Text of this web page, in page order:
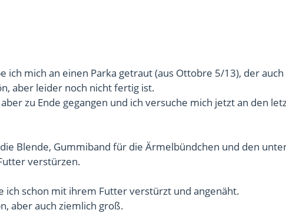
ich mich an einen Parka getraut (aus Ottobre 5/13), der auch
aber leider noch nicht fertig ist.
zu Ende gegangen und ich versuche mich jetzt an den
Blende, Gummiband für die Ärmelbündchen und den
verstürzen.
ich schon mit ihrem Futter verstürzt und angenäht.
aber auch ziemlich groß.